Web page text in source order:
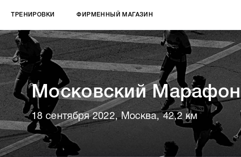
ТРЕНИРОВКИ ФИРМЕННЫЙ МАГАЗИН
Московский Марафон
18 сентября 2022, Москва, 42,2 км